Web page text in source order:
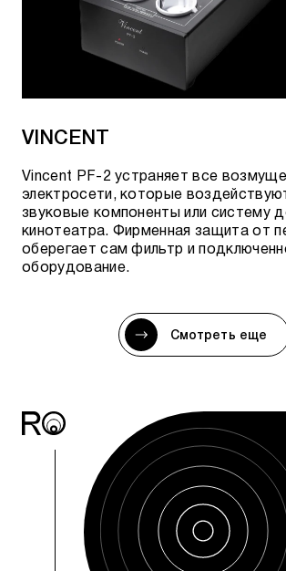
VINCENT
Vincent PF-2 устраняет все
электросети, которые
звуковые компоненты или систему
кинотеатра. Фирменная защита от
оберегает сам фильтр и
оборудование.
Смотреть еще